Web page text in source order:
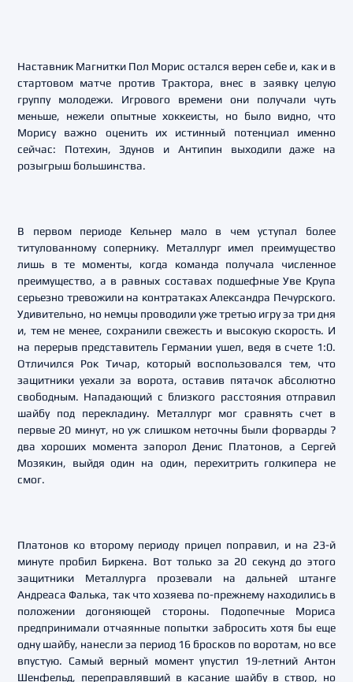
Наставник Магнитки Пол Морис остался верен себе и, как и в
стартовом матче против Трактора, внес в заявку целую
группу молодежи. Игрового времени они получали чуть
меньше, нежели опытные хоккеисты, но было видно, что
Морису важно оценить их истинный потенциал именно
сейчас: Потехин, Здунов и Антипин выходили даже на
розыгрыш большинства.
В первом периоде Кельнер мало в чем уступал более
титулованному сопернику. Металлург имел преимущество
лишь в те моменты, когда команда получала численное
преимущество, а в равных составах подшефные Уве Крупа
серьезно тревожили на контратаках Александра Печурского.
Удивительно, но немцы проводили уже третью игру за три дня
и, тем не менее, сохранили свежесть и высокую скорость. И
на перерыв представитель Германии ушел, ведя в счете 1:0.
Отличился Рок Тичар, который воспользовался тем, что
защитники уехали за ворота, оставив пятачок абсолютно
свободным. Нападающий с близкого расстояния отправил
шайбу под перекладину. Металлург мог сравнять счет в
первые 20 минут, но уж слишком неточны были форварды ?
два хороших момента запорол Денис Платонов, а Сергей
Мозякин, выйдя один на один, перехитрить голкипера не
смог.
Платонов ко второму периоду прицел поправил, и на 23-й
минуте пробил Биркена. Вот только за 20 секунд до этого
защитники Металлурга прозевали на дальней штанге
Андреаса Фалька, так что хозяева по-прежнему находились в
положении догоняющей стороны. Подопечные Мориса
предпринимали отчаянные попытки забросить хотя бы еще
одну шайбу, нанесли за период 16 бросков по воротам, но все
впустую. Самый верный момент упустил 19-летний Антон
Шенфельд, переправлявший в касание шайбу в створ, но